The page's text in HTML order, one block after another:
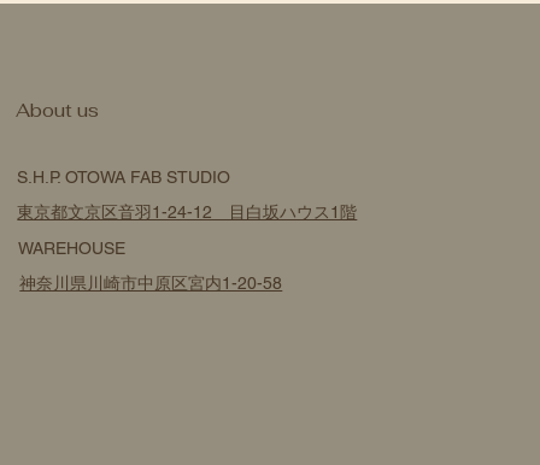
S.H.P. OTOWA FAB STUDIO
東京都文京区音羽1-24-12 目白坂ハウス1階
WAREHOUSE
神奈川県川崎市中原区宮内1-20-58
​About us